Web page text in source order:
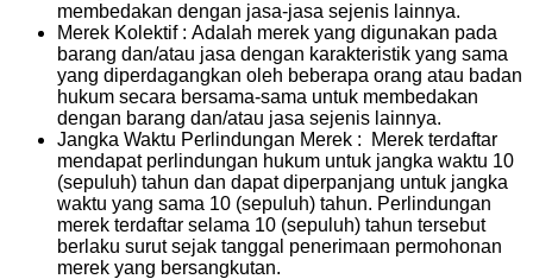
membedakan dengan jasa-jasa sejenis lainnya.
Merek Kolektif : Adalah merek yang digunakan pada
barang dan/atau jasa dengan karakteristik yang sama
yang diperdagangkan oleh beberapa orang atau badan
hukum secara bersama-sama untuk membedakan
dengan barang dan/atau jasa sejenis lainnya.
Jangka Waktu Perlindungan Merek : Merek terdaftar
mendapat perlindungan hukum untuk jangka waktu 10
(sepuluh) tahun dan dapat diperpanjang untuk jangka
waktu yang sama 10 (sepuluh) tahun. Perlindungan
merek terdaftar selama 10 (sepuluh) tahun tersebut
berlaku surut sejak tanggal penerimaan permohonan
merek yang bersangkutan.